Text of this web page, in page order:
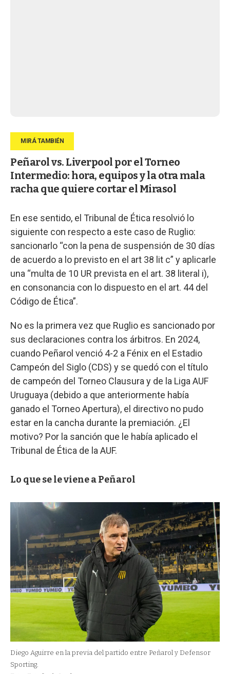
Peñarol vs. Liverpool por el Torneo
Intermedio: hora, equipos y la otra mala
racha que quiere cortar el Mirasol
En ese sentido, el Tribunal de Ética resolvió lo
siguiente con respecto a este caso de Ruglio:
sancionarlo “con la pena de suspensión de 30 días
de acuerdo a lo previsto en el art 38 lit c” y aplicarle
una “multa de 10 UR prevista en el art. 38 literal i),
en consonancia con lo dispuesto en el art. 44 del
Código de Ética”.
No es la primera vez que Ruglio es sancionado por
sus declaraciones contra los árbitros. En 2024,
cuando Peñarol venció 4-2 a Fénix en el Estadio
Campeón del Siglo (CDS) y se quedó con el título
de campeón del Torneo Clausura y de la Liga AUF
Uruguaya (debido a que anteriormente había
ganado el Torneo Apertura), el directivo no pudo
estar en la cancha durante la premiación. ¿El
motivo? Por la sanción que le había aplicado el
Tribunal de Ética de la AUF.
Lo que se le viene a Peñarol
Diego Aguirre en la previa del partido entre Peñarol y Defensor
Sporting.